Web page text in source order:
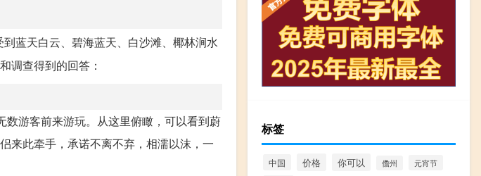
到蓝天白云、碧海蓝天、白沙滩、椰林涧水
调查得到的回答：
数游客前来游玩。从这里俯瞰，可以看到蔚
来此牵手，承诺不离不弃，相濡以沫，一
标签
中国 价格 你可以 儋州 元宵节